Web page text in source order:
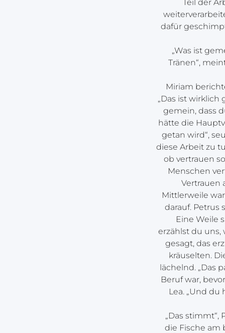
Teil der
dafür
„Was ist
Tränen“,
Miriam
„Das ist
gemein, dass
hätte die
getan wird“,
diese Arbeit zu
ob vertrauen
Menschen
Vertrauen
Mittlerweile
darauf. Petrus
Eine Weile
erzählst du uns,
gesagt, das
kräuselten.
lächelnd. „Das
Beruf war,
Lea. „Und
„Das stimmt“,
die Fische am